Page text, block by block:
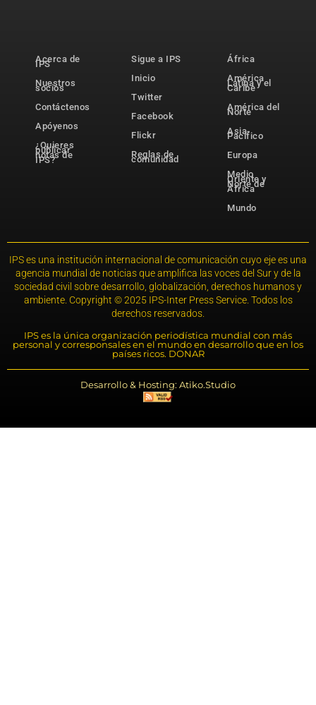
Acerca de
IPS
Nuestros
socios
Contáctenos
Apóyenos
¿Quieres
publicar
notas de
IPS?
Sigue a IPS
Inicio
Twitter
Facebook
Flickr
Reglas de
comunidad
África
América
Latina y el
Caribe
América del
Norte
Asia-
Pacífico
Europa
Medio
Oriente y
Norte de
África
Mundo
IPS es una institución internacional de comunicación cuyo eje es una
agencia mundial de noticias que amplifica las voces del Sur y de la
sociedad civil sobre desarrollo, globalización, derechos humanos y
ambiente. Copyright © 2025 IPS-Inter Press Service. Todos los
derechos reservados.
IPS es la única organización periodística mundial con más
personal y corresponsales en el mundo en desarrollo que en los
países ricos. DONAR
Desarrollo & Hosting: Atiko.Studio